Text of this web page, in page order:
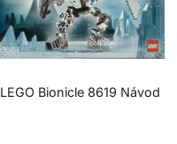
LEGO Bionicle 8619 Návod